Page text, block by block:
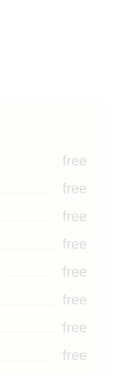
free
free
free
free
free
free
free
free